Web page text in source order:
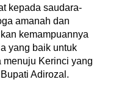
kepada saudara-
amanah dan
kemampuannya
yang baik untuk
menuju Kerinci yang
Adirozal.